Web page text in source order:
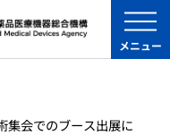
メニュー
集会でのブース出展に